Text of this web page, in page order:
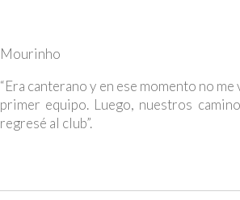
Mourinho
“Era canterano y en ese momento no
primer equipo. Luego, nuestros
regresé al club”.